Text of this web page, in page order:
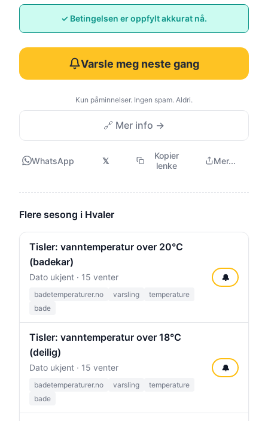
✓ Betingelsen er oppfylt akkurat nå.
Varsle meg neste gang
Kun påminnelser. Ingen spam. Aldri.
🔗 Mer info →
WhatsApp 𝕏
Kopier
lenke
Mer...
Flere sesong i Hvaler
Tisler: vanntemperatur over 20°C
(badekar)
Dato ukjent · 15 venter
badetemperaturer.no varsling
temperature
bade
🔔
Tisler: vanntemperatur over 18°C
(deilig)
Dato ukjent · 15 venter
badetemperaturer.no varsling
temperature
bade
🔔